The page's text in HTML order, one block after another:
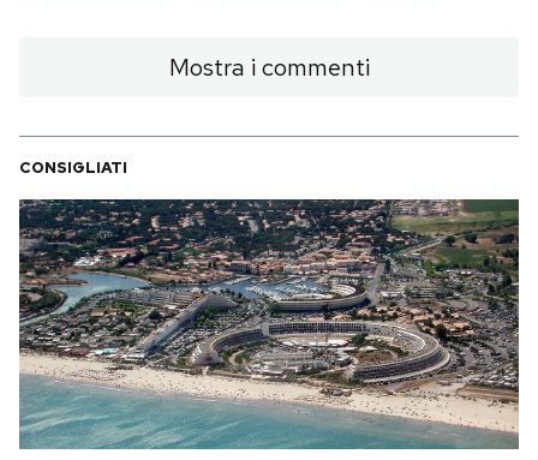
Mostra i commenti
CONSIGLIATI